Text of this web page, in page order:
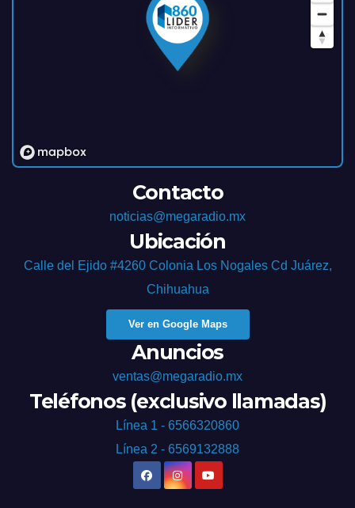
Contacto
noticias@megaradio.mx
Ubicación
Calle del Ejido #4260 Colonia Los Nogales Cd Juárez,
Chihuahua
Ver en Google Maps
Anuncios
ventas@megaradio.mx
Teléfonos (exclusivo llamadas)
Línea 1 - 6566320860
Línea 2 - 6569132888